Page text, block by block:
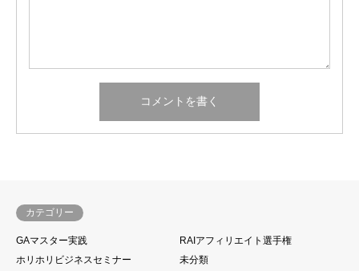
カテゴリー
GAマスター実践
RAIアフィリエイト選手権
ホリホリビジネスセミナー
未分類